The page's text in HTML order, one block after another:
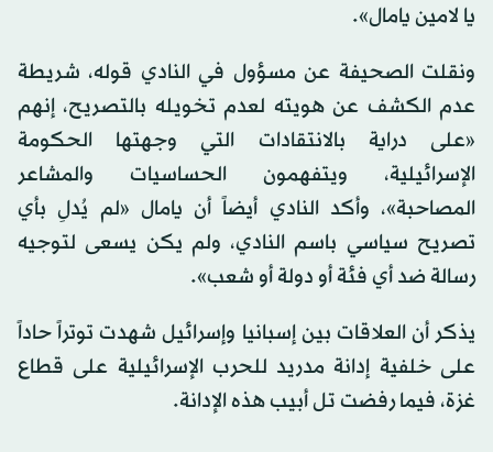
يا لامين يامال».
ونقلت الصحيفة عن مسؤول في النادي قوله، شريطة
عدم الكشف عن هويته لعدم تخويله بالتصريح، إنهم
«على دراية بالانتقادات التي وجهتها الحكومة
الإسرائيلية، ويتفهمون الحساسيات والمشاعر
المصاحبة»، وأكد النادي أيضاً أن يامال «لم يُدلِ بأي
تصريح سياسي باسم النادي، ولم يكن يسعى لتوجيه
رسالة ضد أي فئة أو دولة أو شعب».
يذكر أن العلاقات بين إسبانيا وإسرائيل شهدت توتراً حاداً
على خلفية إدانة مدريد للحرب الإسرائيلية على قطاع
غزة، فيما رفضت تل أبيب هذه الإدانة.